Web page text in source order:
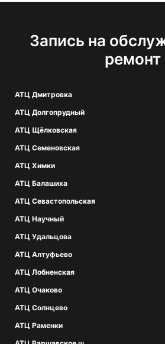
Запись на
ремонт
АТЦ Дмитровка
АТЦ Долгопрудный
АТЦ Щёлковская
АТЦ Семеновская
АТЦ Химки
АТЦ Балашиха
АТЦ Севастопольская
АТЦ Научный
АТЦ Удальцова
АТЦ Алтуфьево
АТЦ Лобненская
АТЦ Очаково
АТЦ Солнцево
АТЦ Раменки